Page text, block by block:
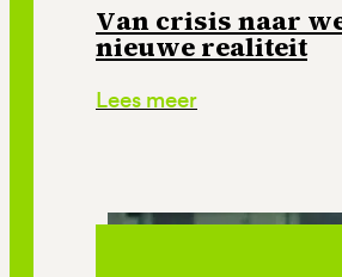
Van crisis naar
nieuwe realiteit
Lees meer